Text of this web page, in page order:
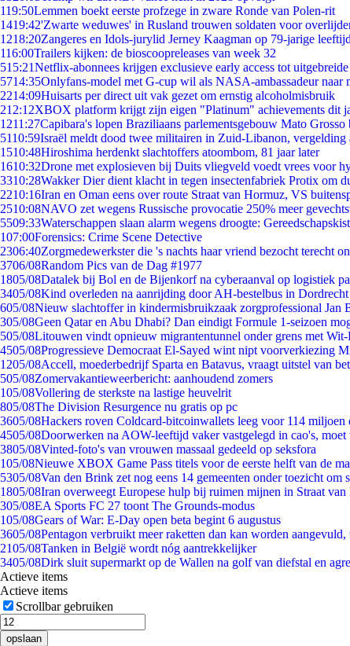
119:50Lemmen boekt eerste profzege in zware Ronde van Polen-rit
1419:42'Zwarte weduwes' in Rusland trouwen soldaten voor
1218:20Zangeres en Idols-jurylid Jerney Kaagman op 79-jarige
116:00Trailers kijken: de bioscoopreleases van week 32
515:21Netflix-abonnees krijgen exclusieve early access tot
5714:35Onlyfans-model met G-cup wil als NASA-ambassadeur naar
2214:09Huisarts per direct uit vak gezet om ernstig alcoholmisbruik
212:12XBOX platform krijgt zijn eigen "Platinum" achievements dit
1211:27Capibara's lopen Braziliaans parlementsgebouw Mato Grosso
5110:59Israël meldt dood twee militairen in Zuid-Libanon, vergelding
1510:48Hiroshima herdenkt slachtoffers atoombom, 81 jaar later
1610:32Drone met explosieven bij Duits vliegveld voedt vrees voor
3310:28Wakker Dier dient klacht in tegen insectenfabriek Protix om
2210:16Iran en Oman eens over route Straat van Hormuz, VS
2510:08NAVO zet wegens Russische provocatie 250% meer
5509:33Waterschappen slaan alarm wegens droogte:
107:00Forensics: Crime Scene Detective
2306:40Zorgmedewerkster die 's nachts haar vriend bezocht terecht
3706/08Random Pics van de Dag #1977
1805/08Datalek bij Bol en de Bijenkorf na cyberaanval op logistiek
3405/08Kind overleden na aanrijding door AH-bestelbus in Dordrecht
605/08Nieuw slachtoffer in kindermisbruikzaak zorgprofessional Jan
305/08Geen Qatar en Abu Dhabi? Dan eindigt Formule 1-seizoen
505/08Litouwen vindt opnieuw migrantentunnel onder grens met Wit-
4505/08Progressieve Democraat El-Sayed wint nipt voorverkiezing
1205/08Accell, moederbedrijf Sparta en Batavus, vraagt uitstel van
505/08Zomervakantieweerbericht: aanhoudend zomers
105/08Vollering de sterkste na lastige heuvelrit
805/08The Division Resurgence nu gratis op pc
3605/08Hackers roven Coldcard-bitcoinwallets leeg voor 114 miljoen
4505/08Doorwerken na AOW-leeftijd vaker vastgelegd in cao's,
3805/08Vinted-foto's van vrouwen massaal gedeeld op seksfora
105/08Nieuwe XBOX Game Pass titels voor de eerste helft van de
5305/08Van den Brink zet nog eens 14 gemeenten onder toezicht om
1805/08Iran overweegt Europese hulp bij ruimen mijnen in Straat
305/08EA Sports FC 27 toont The Grounds-modus
105/08Gears of War: E-Day open beta begint 6 augustus
3605/08Pentagon verbruikt meer raketten dan kan worden
2105/08Tanken in België wordt nóg aantrekkelijker
3405/08Dirk sluit supermarkt op de Wallen na golf van diefstal en
Actieve items
Actieve items
Scrollbar gebruiken
opslaan